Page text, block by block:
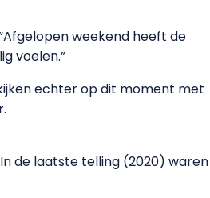
weekend heeft de
voelen.”
echter op dit moment met
de laatste telling (2020) waren